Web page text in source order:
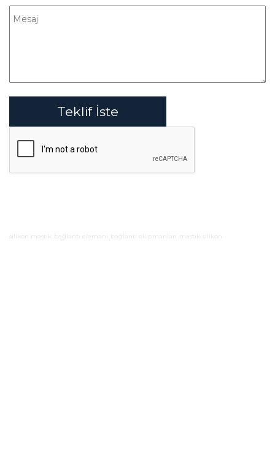
Teklif İste
silikon mastik bağlantı elemanı bağlantı ekipmanları mastik silikon